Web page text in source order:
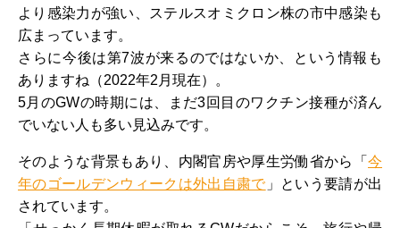
より感染力が強い、ステルスオミクロン株の市中感染も
広まっています。
さらに今後は第7波が来るのではないか、という情報も
ありますね（2022年2月現在）。
5月のGWの時期には、まだ3回目のワクチン接種が済ん
でいない人も多い見込みです。
そのような背景もあり、内閣官房や厚生労働省から「 今
年のゴールデンウィークは外出自粛で」という要請が出
されています。